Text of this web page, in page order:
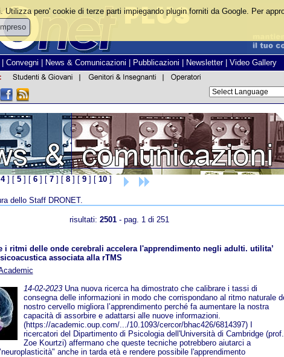
Convegni News & Comunicazioni Pubblicazioni Newsletter| Video Gallery
4] [ 5] [ 6] [ 7] [ 8] [ 9] [ 10]
dello Staff DRONET.
risultati: 2501 - pag. 1 di 251
i ritmi delle onde cerebrali accelera l'apprendimento negli adulti. utilita’
associata alla rTMS
14-02-2023Una nuova ricerca ha dimostrato che calibrare i tassi di
consegna delle informazioni in modo che corrispondano al ritmo naturale
nostro cervello migliora l’apprendimento perché fa aumentare la nostra
capacità di assorbire e adattarsi alle nuove informazioni.
(https://academic.oup.com/.../10.1093/cercor/bhac426/6814397) I
ricercatori del Dipartimento di Psicologia dell'Università di Cambridge (prof.
Zoe Kourtzi) affermano che queste tecniche potrebbero aiutarci a
anche in tarda età e rendere possibile l'apprendimento
pero' cookie di terze parti impiegando plugin forniti da Google. Per